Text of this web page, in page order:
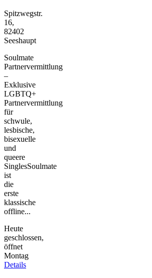
Spitzwegstr.
16,
82402
Seeshaupt
Soulmate
Partnervermittlung
–
Exklusive
LGBTQ+
Partnervermittlung
für
schwule,
lesbische,
bisexuelle
und
queere
SinglesSoulmate
ist
die
erste
klassische
offline...
Heute
geschlossen,
öffnet
Montag
Details